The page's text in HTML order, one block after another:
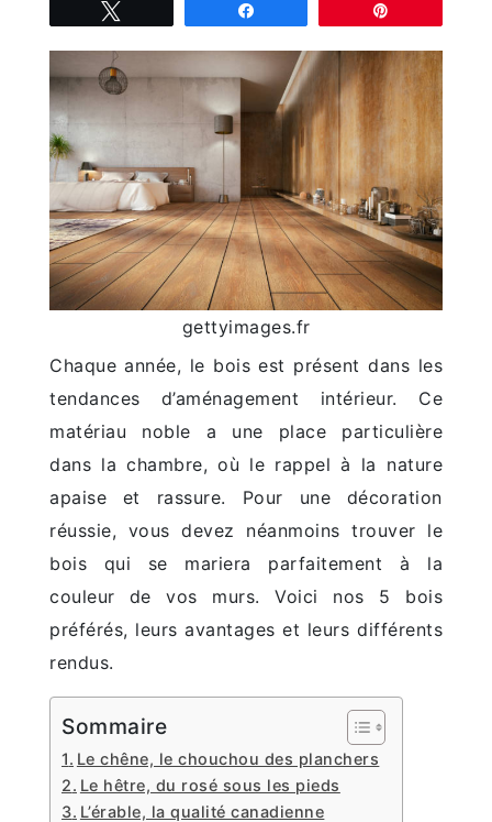
gettyimages.fr
Chaque année, le bois est présent dans les
tendances d’aménagement intérieur. Ce
matériau noble a une place particulière
dans la chambre, où le rappel à la nature
apaise et rassure. Pour une décoration
réussie, vous devez néanmoins trouver le
bois qui se mariera parfaitement à la
couleur de vos murs. Voici nos 5 bois
préférés, leurs avantages et leurs différents
rendus.
Sommaire
Le chêne, le chouchou des planchers
Le hêtre, du rosé sous les pieds
L’érable, la qualité canadienne